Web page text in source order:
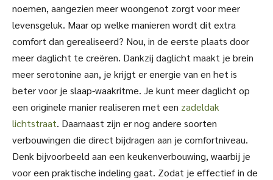
noemen, aangezien meer woongenot zorgt voor meer
levensgeluk. Maar op welke manieren wordt dit extra
comfort dan gerealiseerd? Nou, in de eerste plaats door
meer daglicht te creëren. Dankzij daglicht maakt je brein
meer serotonine aan, je krijgt er energie van en het is
beter voor je slaap-waakritme. Je kunt meer daglicht op
een originele manier realiseren met een zadeldak
lichtstraat. Daarnaast zijn er nog andere soorten
verbouwingen die direct bijdragen aan je comfortniveau.
Denk bijvoorbeeld aan een keukenverbouwing, waarbij je
voor een praktische indeling gaat. Zodat je effectief in de